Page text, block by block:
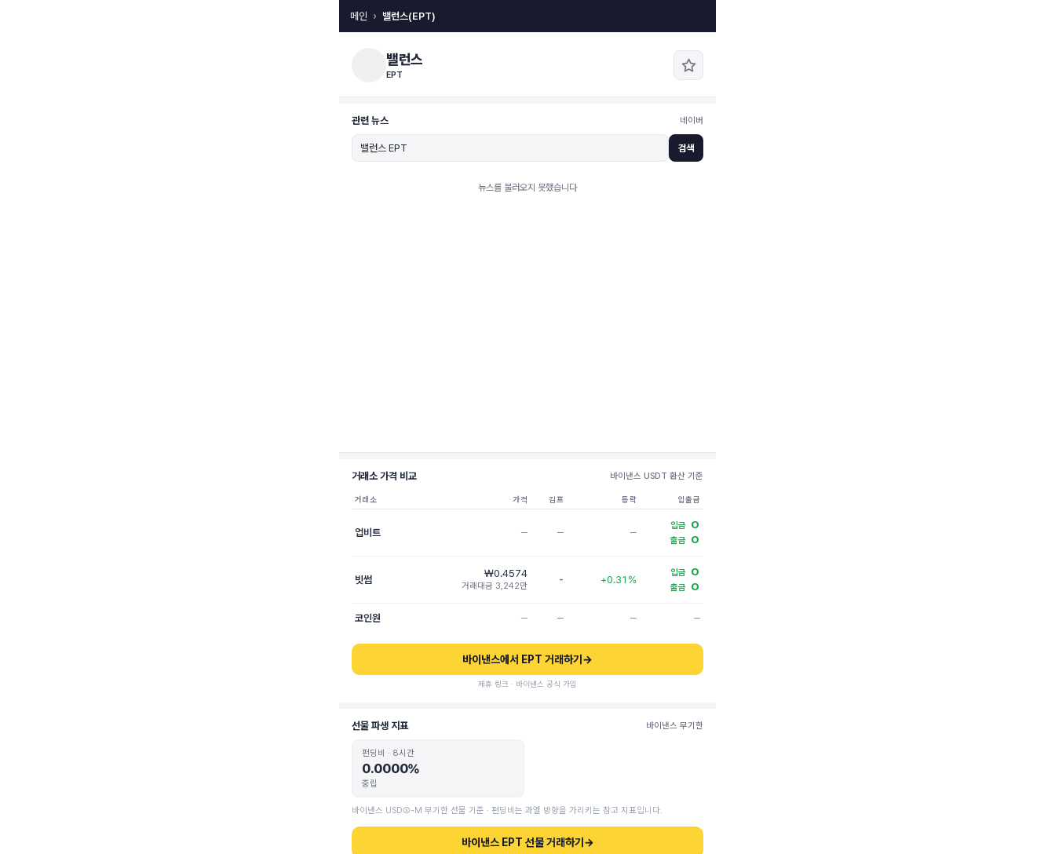
메인 밸런스(EPT)
밸런스
EPT
관련 뉴스 네이버
검색
뉴스를 불러오지 못했습니다
거래소 가격 비교 바이낸스 USDT 환산 기준
거래소 가격 김프 등락 입출금
업비트 ─ ─ ─
입금 O
출금 O
빗썸
₩0.4574
거래대금 3,242만
- +0.31%
입금 O
출금 O
코인원 ─ ─ ─ ─
바이낸스에서 EPT 거래하기 →
제휴 링크 · 바이낸스 공식 가입
선물 파생 지표 바이낸스 무기한
펀딩비 · 8시간
0.0000%
중립
바이낸스 USDⓈ-M 무기한 선물 기준 · 펀딩비는 과열 방향을 가리키는 참고 지표입니다.
바이낸스 EPT 선물 거래하기 →